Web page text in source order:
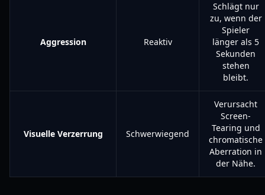
Aggression Reaktiv
Schlägt nur
zu, wenn der
Spieler
länger als 5
Sekunden
stehen
bleibt.
Visuelle Verzerrung Schwerwiegend
Verursacht
Screen-
Tearing und
chromatische
Aberration in
der Nähe.